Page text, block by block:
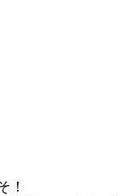
！